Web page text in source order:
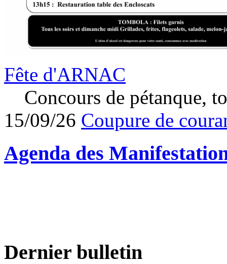
Fête d'ARNAC
Concours de pétanque,
15/09/26 Coupure de
Agenda des
Dernier bulletin